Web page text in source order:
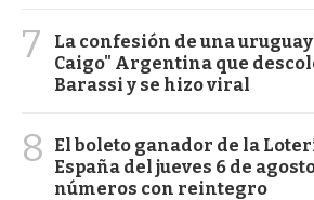
7
La confesión de una
Caigo" Argentina que
Barassi y se hizo viral
8
El boleto ganador de la
España del jueves 6 de
números con reintegro